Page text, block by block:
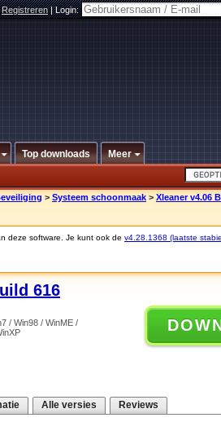
Registreren|Login:
Top downloads Meer
> Systeem schoonmaak > Xleaner v4.06
deze software. Je kunt ook de v4.28.1368 (laatste
616
/ Win98 / WinME /
Alle versies Reviews